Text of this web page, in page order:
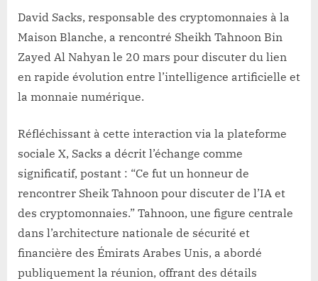
David Sacks, responsable des cryptomonnaies à la
Maison Blanche, a rencontré Sheikh Tahnoon Bin
Zayed Al Nahyan le 20 mars pour discuter du lien
en rapide évolution entre l’intelligence artificielle et
la monnaie numérique.
Réfléchissant à cette interaction via la plateforme
sociale X, Sacks a décrit l’échange comme
significatif, postant : “Ce fut un honneur de
rencontrer Sheik Tahnoon pour discuter de l’IA et
des cryptomonnaies.” Tahnoon, une figure centrale
dans l’architecture nationale de sécurité et
financière des Émirats Arabes Unis, a abordé
publiquement la réunion, offrant des détails